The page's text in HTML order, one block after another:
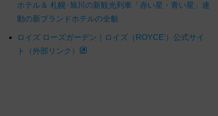
ホテル＆ 札幌･旭川の新観光列車「赤い星・青い星」連
動の新ブランドホテルの全貌
ロイズ ローズガーデン｜ロイズ（ROYCE'）公式サイ
ト（外部リンク）